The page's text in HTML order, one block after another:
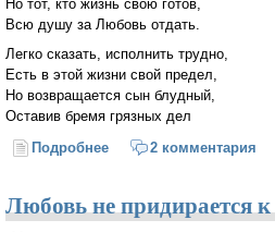
Но тот, кто жизнь свою готов,
Всю душу за Любовь отдать.
Легко сказать, исполнить трудно,
Есть в этой жизни свой предел,
Но возвращается сын блудный,
Оставив бремя грязных дел
Подробнее о Пасхальная ночь
2 комментария
Любовь не придирается